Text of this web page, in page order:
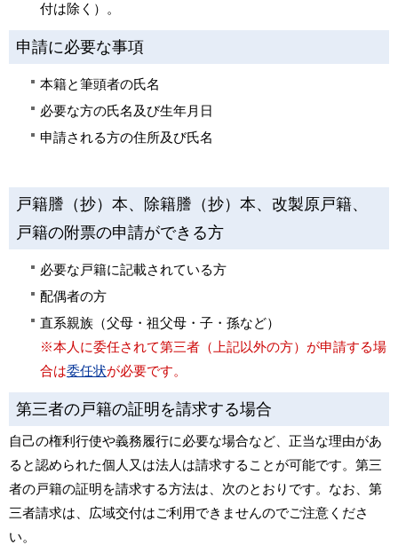
付は除く）。
申請に必要な事項
本籍と筆頭者の氏名
必要な方の氏名及び生年月日
申請される方の住所及び氏名
戸籍謄（抄）本、除籍謄（抄）本、改製原戸籍、
戸籍の附票の申請ができる方
必要な戸籍に記載されている方
配偶者の方
直系親族（父母・祖父母・子・孫など）
※本人に委任されて第三者（上記以外の方）が申請する場
合は委任状が必要です。
第三者の戸籍の証明を請求する場合
自己の権利行使や義務履行に必要な場合など、正当な理由があ
ると認められた個人又は法人は請求することが可能です。第三
者の戸籍の証明を請求する方法は、次のとおりです。なお、第
三者請求は、広域交付はご利用できませんのでご注意くださ
い。